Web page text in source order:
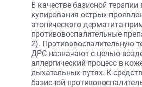
В качестве базисной терапии
купирования острых
атопического дерматита
противовоспалительные
2). Противовоспалительную
ДРС назначают с целью
аллергический процесс в
дыхательных путях. К
базисной